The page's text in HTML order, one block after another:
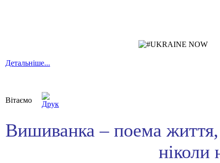
Детальніше...
Вітаємо
Вишиванка – поема життя,
ніколи